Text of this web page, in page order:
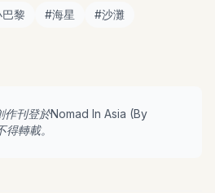
黎 #海星 #沙灘
作刊登於Nomad In Asia (By
轉載。